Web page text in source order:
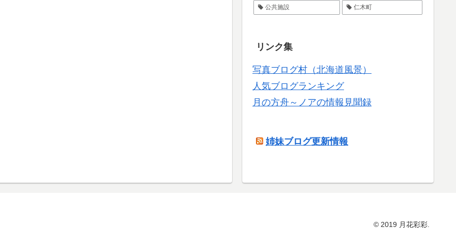
公共施設 仁木町
リンク集
写真ブログ村（北海道風景）
人気ブログランキング
月の方舟～ノアの情報見聞録
姉妹ブログ更新情報
© 2019 月花彩彩.